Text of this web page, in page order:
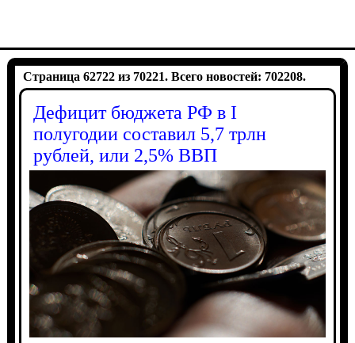
Страница 62722 из 70221. Всего новостей: 702208.
Дефицит бюджета РФ в I
полугодии составил 5,7 трлн
рублей, или 2,5% ВВП